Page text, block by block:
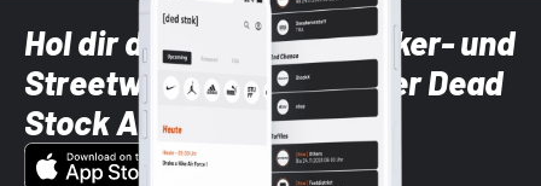
Hol dir die neuesten Sneaker- und
Streetwear-Brands mit der Dead
Stock App